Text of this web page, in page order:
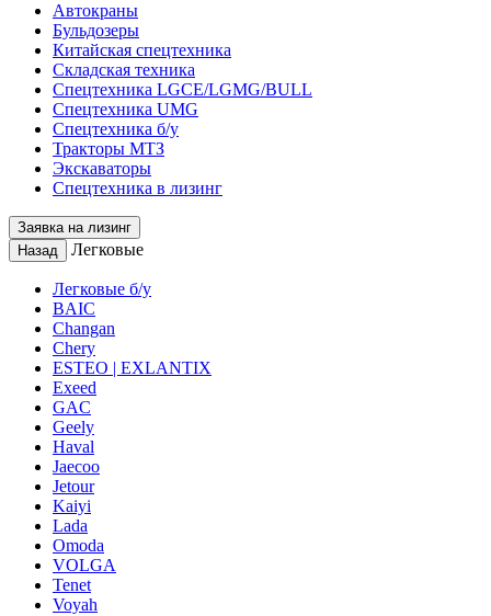
Автокраны
Бульдозеры
Китайская спецтехника
Складская техника
Спецтехника LGCE/LGMG/BULL
Спецтехника UMG
Спецтехника б/у
Тракторы МТЗ
Экскаваторы
Спецтехника в лизинг
Заявка на лизинг
Назад
Легковые
Легковые б/у
BAIC
Changan
Chery
ESTEO | EXLANTIX
Exeed
GAC
Geely
Haval
Jaecoo
Jetour
Kaiyi
Lada
Omoda
VOLGA
Tenet
Voyah